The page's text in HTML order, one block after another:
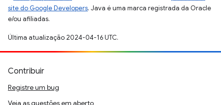
site do Google Developers. Java é uma marca registrada da Oracle
e/ou afiliadas.
Última atualização 2024-04-16 UTC.
Contribuir
Registre um bug
Veja as questões em aberto